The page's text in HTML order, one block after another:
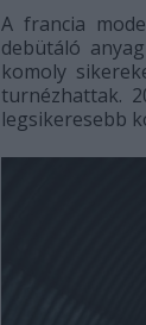
A francia
debütáló
komoly
turnézhattak.
legsikeresebb